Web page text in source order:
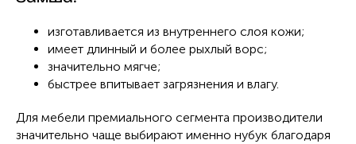
изготавливается из внутреннего слоя кожи;
имеет длинный и более рыхлый ворс;
значительно мягче;
быстрее впитывает загрязнения и влагу.
Для мебели премиального сегмента производители
значительно чаще выбирают именно нубук благодаря